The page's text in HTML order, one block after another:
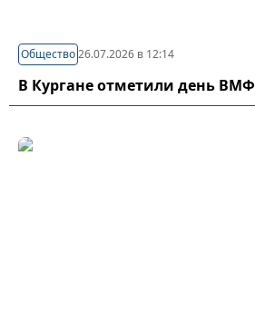
Общество26.07.2026 в 12:14
В Кургане отметили день ВМФ